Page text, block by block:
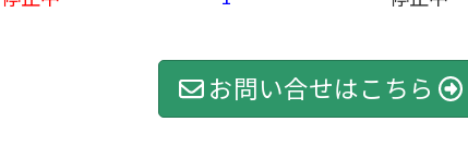
お問い合せはこちら